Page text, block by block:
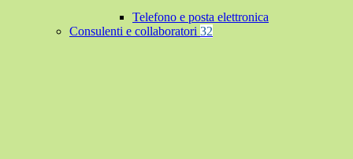
Telefono e posta elettronica
Consulenti e collaboratori 32